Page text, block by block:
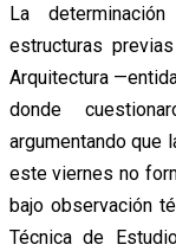
La
estructuras
Arquitectura
donde
argumentando que
este viernes no
bajo observación
Técnica de